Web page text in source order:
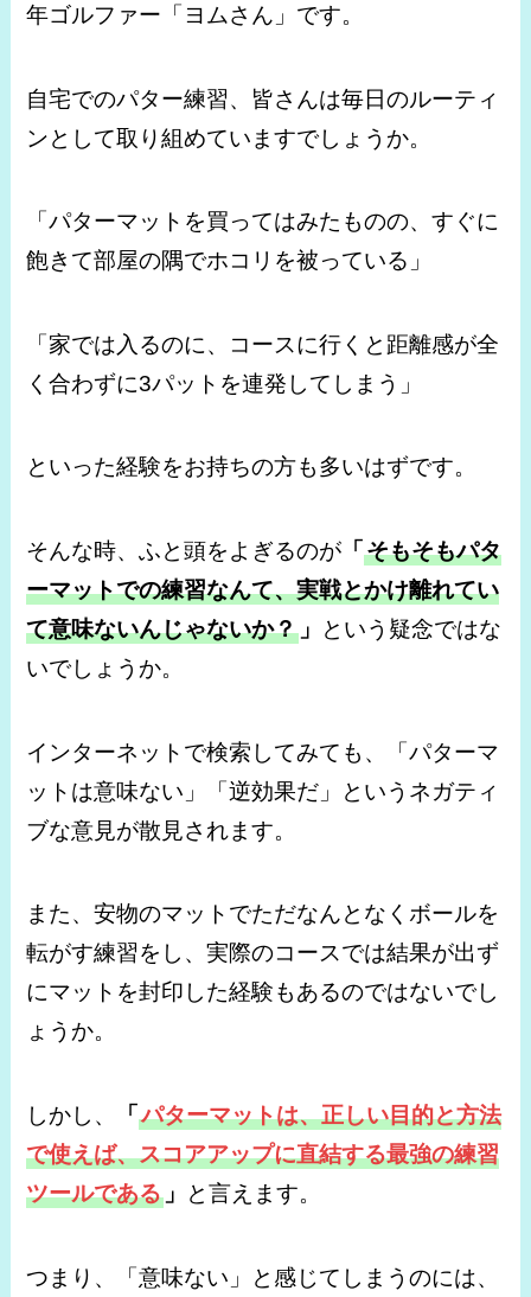
年ゴルファー「ヨムさん」です。
自宅でのパター練習、皆さんは毎日のルーティ
ンとして取り組めていますでしょうか。
「パターマットを買ってはみたものの、すぐに
飽きて部屋の隅でホコリを被っている」
「家では入るのに、コースに行くと距離感が全
く合わずに3パットを連発してしまう」
といった経験をお持ちの方も多いはずです。
そんな時、ふと頭をよぎるのが 「そもそもパタ
ーマットでの練習なんて、実戦とかけ離れてい
て意味ないんじゃないか？ 」
という疑念ではな
いでしょうか。
インターネットで検索してみても、「パターマ
ットは意味ない」「逆効果だ」というネガティ
ブな意見が散見されます。
また、安物のマットでただなんとなくボールを
転がす練習をし、実際のコースでは結果が出ず
にマットを封印した経験もあるのではないでし
ょうか。
しかし、 「パターマットは、正しい目的と方法
で使えば、スコアアップに直結する最強の練習
ツールである 」 と言えます。
つまり、「意味ない」と感じてしまうのには、